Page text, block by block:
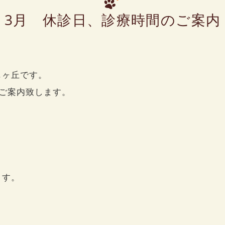
3月 休診日、診療時間のご案内
丘です。
案内致します。
。